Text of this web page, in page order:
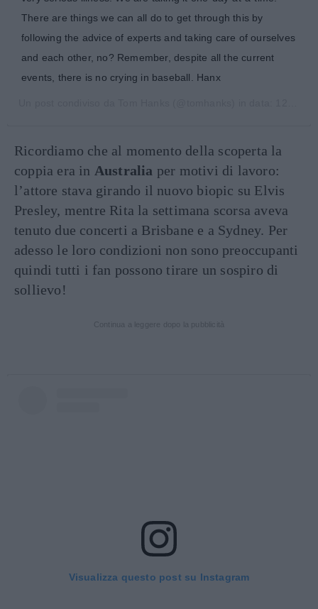
There are things we can all do to get through this by
following the advice of experts and taking care of ourselves
and each other, no? Remember, despite all the current
events, there is no crying in baseball. Hanx
Ricordiamo che al momento della scoperta la
coppia era in Australia per motivi di lavoro:
l’attore stava girando il nuovo biopic su Elvis
Presley, mentre Rita la settimana scorsa aveva
tenuto due concerti a Brisbane e a Sydney. Per
adesso le loro condizioni non sono preoccupanti
quindi tutti i fan possono tirare un sospiro di
sollievo!
Visualizza questo post su Instagram